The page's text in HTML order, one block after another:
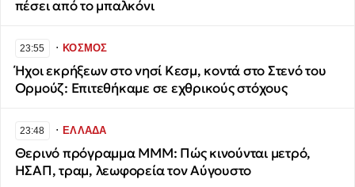
πέσει από το μπαλκόνι
23:55 ∙ΚΟΣΜΟΣ
Ήχοι εκρήξεων στο νησί Κεσμ, κοντά στο Στενό του
Ορμούζ: Επιτεθήκαμε σε εχθρικούς στόχους
23:48 ∙ΕΛΛΑΔΑ
Θερινό πρόγραμμα ΜΜΜ: Πώς κινούνται μετρό,
ΗΣΑΠ, τραμ, λεωφορεία τον Αύγουστο